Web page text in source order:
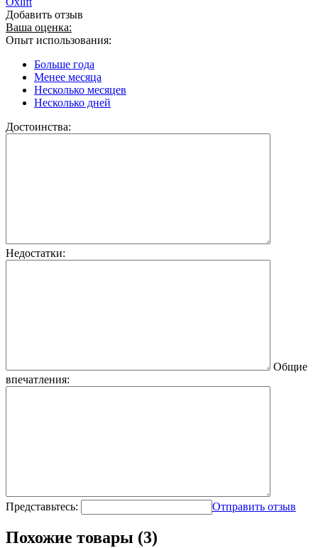
Добавить отзыв
Ваша оценка:
Опыт использования:
Больше года
Менее месяца
Несколько месяцев
Несколько дней
Достоинства:
Недостатки:
Общие
впечатления:
Представьтесь: Отправить отзыв
Похожие товары (3)